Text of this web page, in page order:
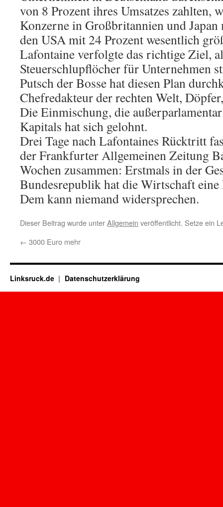
von 8 Prozent ihres Umsatzes zahlten,
Konzerne in Großbritannien und
den USA mit 24 Prozent wesentlich
Lafontaine verfolgte das richtige Ziel,
Steuerschlupflöcher für Unternehmen
Putsch der Bosse hat diesen Plan
Chefredakteur der rechten Welt,
Die Einmischung, die
Kapitals hat sich gelohnt.
Drei Tage nach Lafontaines Rücktritt
der Frankfurter Allgemeinen Zeitung
Wochen zusammen: Erstmals in der
Bundesrepublik hat die Wirtschaft eine
Dem kann niemand widersprechen.
Dieser Beitrag wurde unterAllgemein veröffentlicht. Setze ein
← 3000 Euro mehr
Linksruck.de Datenschutzerklärung